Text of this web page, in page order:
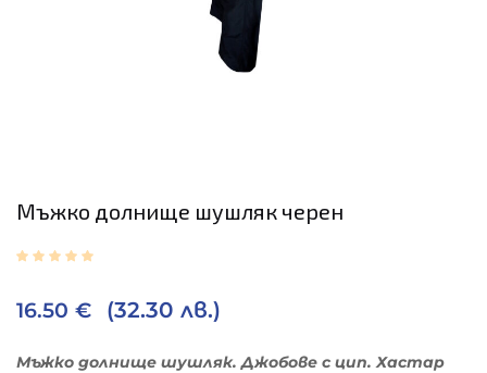
Мъжко долнище шушляк черен
16.50 € (32.30 лв.)
Мъжко долнище шушляк. Джобове с цип. Хастар